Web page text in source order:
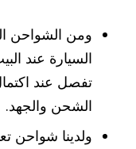
ومن الشواحن
السيارة عند
تفصل عند
الشحن والجهد.
ولدينا شواحن